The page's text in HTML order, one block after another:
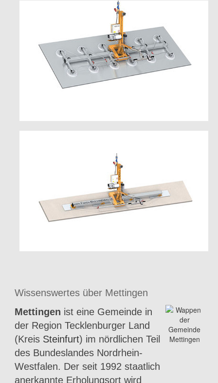
Wissenswertes über Mettingen
Mettingen ist eine Gemeinde in
der Region Tecklenburger Land
(Kreis Steinfurt) im nördlichen Teil
des Bundeslandes Nordrhein-
Westfalen. Der seit 1992 staatlich
anerkannte Erholungsort wird